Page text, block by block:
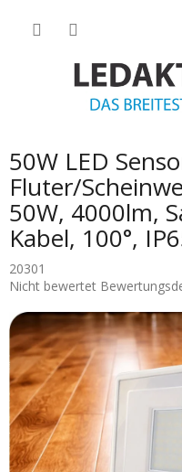
50W LED
Fluter/
50W, 4000lm,
Kabel, 100°,
20301
Die
Produktbewertung
ist
0.0
von
5
Sternen.
Nicht bewertet